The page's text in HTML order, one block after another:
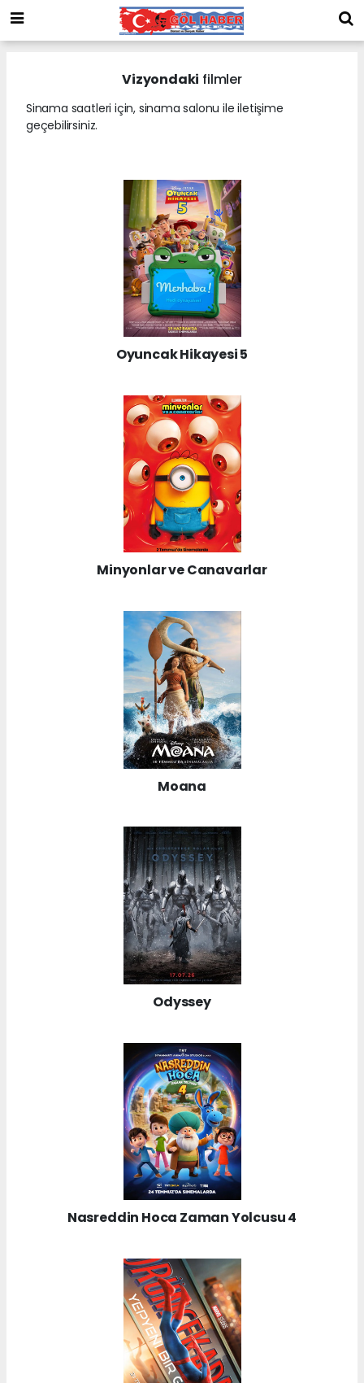
Vizyondaki filmler
Sinama saatleri için, sinama salonu ile iletişime
geçebilirsiniz.
Oyuncak Hikayesi 5
Minyonlar ve Canavarlar
Moana
Odyssey
Nasreddin Hoca Zaman Yolcusu 4